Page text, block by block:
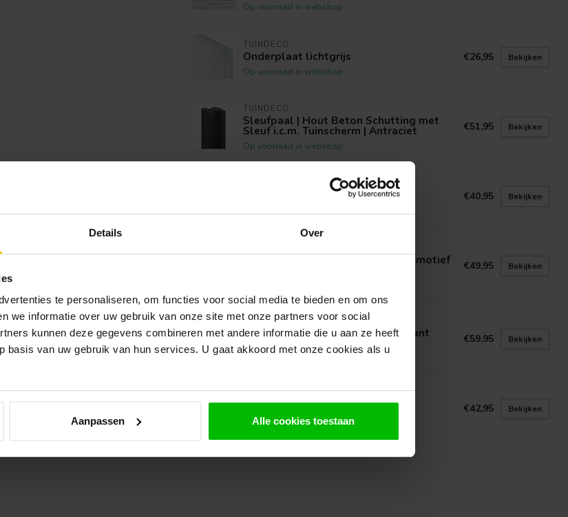
Details Over
te personaliseren, om functies voor social media te bieden en om ons
we informatie over uw gebruik van onze site met onze partners voor social
kunnen deze gegevens combineren met andere informatie die u aan ze heeft
basis van uw gebruik van hun services. U gaat akkoord met onze cookies als u
Aanpassen Alle cookies toestaan
Op voorraad in webshop
TUINDECO
Onderplaat lichtgrijs
Op voorraad in webshop
€26,95 Bekijken
TUINDECO
Sleufpaal | Hout Beton Schutting met
Sleuf i.c.m. Tuinscherm | Antraciet
Op voorraad in webshop
€51,95 Bekijken
Afdekkap Lichtgrijs (Beton) €40,95 Bekijken
Beton schutting motiefplaat rotsmotief €49,95 Bekijken
TUINDECO
Sleufpaal Lichtgrijs met Vellingkant
316cm €59,95 Bekijken
Afdekkap Antraciet (Beton)
Op voorraad in webshop
€42,95 Bekijken